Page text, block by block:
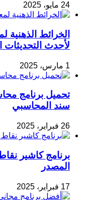
24 مايو، 2025
لأحدث التحديثات
1 مارس، 2025
تحميل برنامج
سند المحاسبي
26 فبراير، 2025
برنامج كاشير
المصدر
17 فبراير، 2025